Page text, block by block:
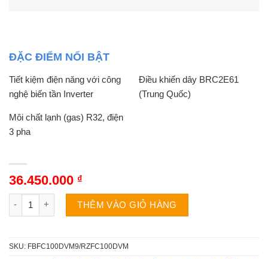
ĐẶC ĐIỂM NỔI BẬT
Tiết kiệm điện năng với công
nghệ biến tần Inverter
Điều khiển dây BRC2E61
(Trung Quốc)
Môi chất lạnh (gas) R32, điện
3 pha
36.450.000 ₫
Điều hòa Daikin 1 chiều 34000BTU Inverter nối ống gió
THÊM VÀO GIỎ HÀNG
SKU: FBFC100DVM9/RZFC100DVM